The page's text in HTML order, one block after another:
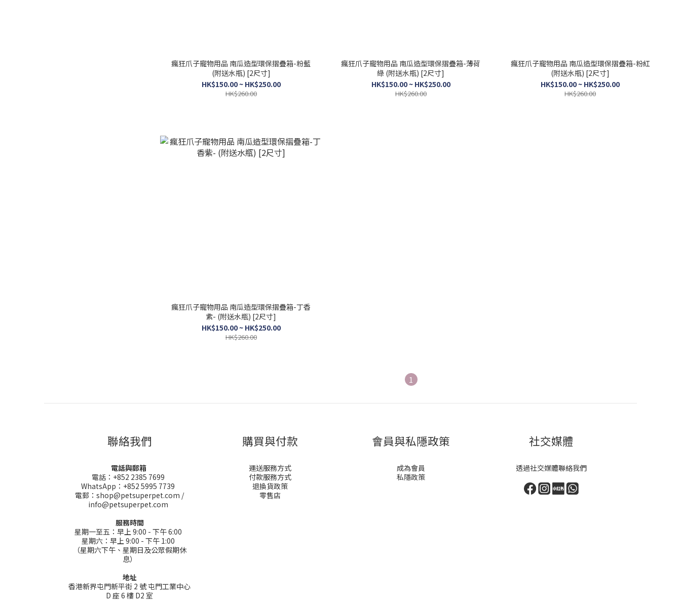
瘋狂爪子寵物用品 南瓜造型環保摺疊箱-粉藍
(附送水瓶) [2尺寸]
HK$150.00 ~ HK$250.00
HK$260.00
瘋狂爪子寵物用品 南瓜造型環保摺疊箱-薄荷
綠 (附送水瓶) [2尺寸]
HK$150.00 ~ HK$250.00
HK$260.00
瘋狂爪子寵物用品 南瓜造型環保摺疊箱-粉紅
(附送水瓶) [2尺寸]
HK$150.00 ~ HK$250.00
HK$260.00
瘋狂爪子寵物用品 南瓜造型環保摺疊箱-丁香
紫- (附送水瓶) [2尺寸]
HK$150.00 ~ HK$250.00
HK$260.00
1
聯絡我們
電話與郵箱
電話：+852 2385 7699
WhatsApp：+852 5995 7739
電郵：shop@petsuperpet.com /
info@petsuperpet.com
服務時間
星期一至五：早上 9:00 - 下午 6:00
星期六：早上 9:00 - 下午 1:00
（星期六下午、星期日及公眾假期休
息）
地址
香港新界屯門新平街 2 號 屯門工業中心
D 座 6 樓 D2 室
購買與付款
運送服務方式
付款服務方式
退換貨政策
零售店
會員與私隱政策
成為會員
私隱政策
社交媒體
透過社交媒體聯絡我們